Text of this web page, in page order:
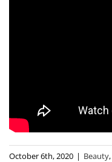
October 6th, 2020 | Beauty,